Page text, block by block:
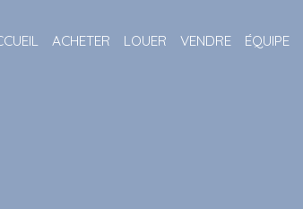
ACHETER LOUER VENDRE ÉQUIPE